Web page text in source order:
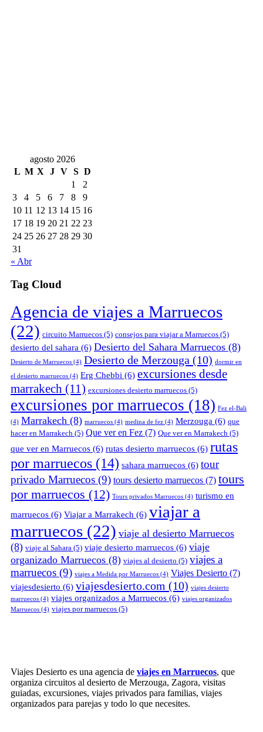
agosto 2026
L M X J V S D
1
2
3
4 5 6 7 8
9
10 11 12 13 14 15 16
17 18 19 20 21 22 23
24 25 26 27 28 29 30
31
« Abr
Tag Cloud
Agencia de viajes a Marruecos
(22) circuito Marruecos (5) consejos para viajar a Marruecos (5)
desierto del sahara (6) Desierto del Sahara Marruecos (8)
Desierto de Marruecos (4) Desierto de Merzouga (10) dormir en
el desierto marruecos (4) Erg Chebbi (6) excursiones desde
marrakech (11) excursiones desierto marruecos (5)
excursiones por marruecos (18) Fez el-Bali
(4) Marrakech (8) marruecos (4) medina de fez (4) Merzouga (6) que
hacer en Marrakech (5) Que ver en Fez (7) Que ver en Marrakech (5)
que ver en Marruecos (6) rutas desierto marruecos (6) rutas
por marruecos (14) sahara marruecos (6) tour
privado Marruecos (9) tours desierto marruecos (7) tours
por marruecos (12) Tours privados Marruecos (4) turismo en
marruecos (6) Viajar a Marrakech (6) viajar a
marruecos (22) viaje al desierto Marruecos
(8) viaje al Sahara (5) viaje desierto marruecos (6) viaje
organizado Marruecos (8) viajes al desierto (5) viajes a
marruecos (9) viajes a Medida por Marruecos (4) Viajes Desierto (7)
viajesdesierto (6) viajesdesierto.com (10) viajes desierto
marruecos (4) viajes organizados a Marruecos (6) viajes organizados
Marruecos (4) viajes por marruecos (5)
Viajes Desierto es una agencia de viajes en Marruecos, que
organiza circuitos al desierto de Merzouga, Zagora, visitas
guiadas, excursiones, viajes privados para familias, viajes
organizados para parejas y todo lo que necesites.